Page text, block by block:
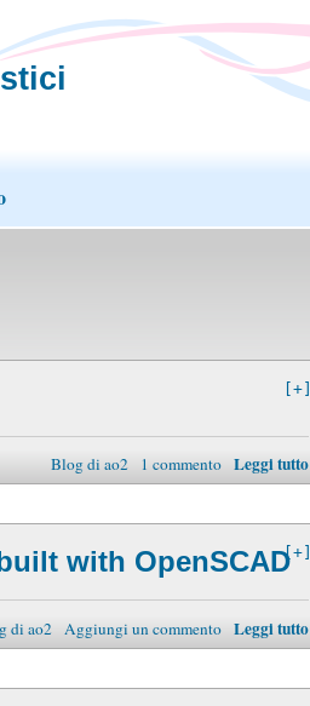
[+]
Blog di ao2 1 commento Leggi tutto
[+]
with OpenSCAD
di ao2 Aggiungi un commento Leggi tutto